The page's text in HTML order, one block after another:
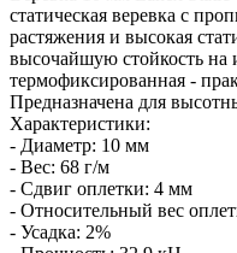
статическая веревка с
растяжения и высокая
высочайшую стойкость на
термофиксированная -
Предназначена для
Характеристики:
- Диаметр: 10 мм
- Вес: 68 г/м
- Сдвиг оплетки: 4 мм
- Относительный вес
- Усадка: 2%